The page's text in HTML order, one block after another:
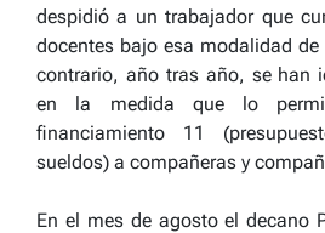
despidió a un trabajador que
docentes bajo esa modalidad
contrario, año tras año, se han
en la medida que lo
financiamiento 11
sueldos) a compañeras y
En el mes de agosto el decano